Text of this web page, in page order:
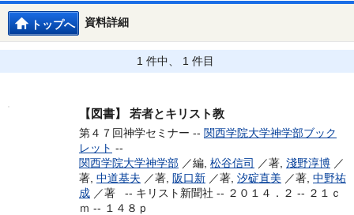
資料詳細
トップへ
1 件中、 1 件目
【図書】 若者とキリスト教
第４７回神学セミナー -- 関西学院大学神学部ブック
レット --
関西学院大学神学部 ／編, 松谷信司 ／著, 淺野淳博 ／
著, 中道基夫 ／著, 阪口新 ／著, 汐碇直美 ／著, 中野祐
成 ／著 -- キリスト新聞社 -- ２０１４．２ -- ２１ｃ
ｍ -- １４８ｐ